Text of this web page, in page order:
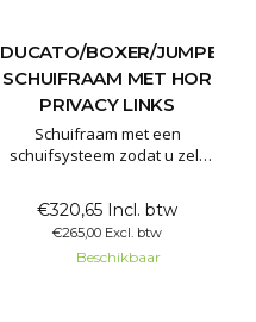
DUCATO/BOXER/JUMPER
SCHUIFRAAM MET HOR
PRIVACY LINKS
Schuifraam met een
schuifsysteem zodat u zelf
Het schuifraam is gemaakt
van 80% verduisterd
privacyglas. Hierdoor kunt u
wel zelf naar buiten kijken
€320,65 Incl. btw
€265,00 Excl. btw
Beschikbaar